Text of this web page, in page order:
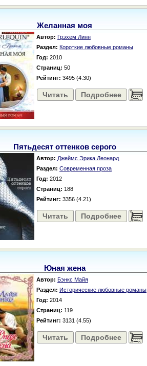
Желанная моя
Автор: Грэхем Линн
Раздел: Короткие любовные романы
Год: 2010
Страниц: 50
Рейтинг: 3495 (4.30)
Читать Подробнее ......
Пятьдесят оттенков серого
Автор: Джеймс Эрика Леонард
Раздел: Современная проза
Год: 2012
Страниц: 188
Рейтинг: 3356 (4.21)
Читать Подробнее ......
Юная жена
Автор: Бэнкс Майя
Раздел: Исторические любовные романы
Год: 2014
Страниц: 119
Рейтинг: 3131 (4.55)
Читать Подробнее ......